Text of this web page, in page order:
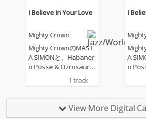
よる唯一無二の歌声が
心地よく、すっと胸に
よる
心地
I Believe In Your Love
Mighty Crown
Mighty CrownのMAST
A SIMONと、Habaner
o Posse & Ozrosauru
sのメンバーとしても
活動するGUN HEADが
YO-Cのオリジナルフロ
ーが絡みつく大人の色
1 track
I
A
o
sの
活動
YO-C
ーが
View More Digital